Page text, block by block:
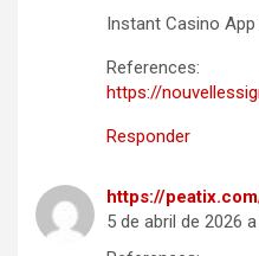
Instant Casino App
References:
https://
Responder
https://
5 de abril de 2026